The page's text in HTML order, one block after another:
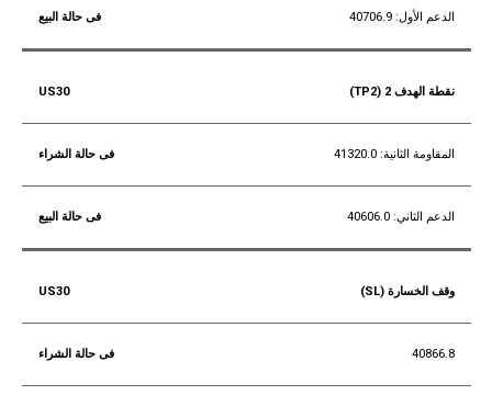
الدعم الأول: 40706.9
نقطة الهدف 2 (TP2)
المقاومة الثانية: 41320.0
الدعم الثاني: 40606.0
وقف الخسارة (SL)
40866.8